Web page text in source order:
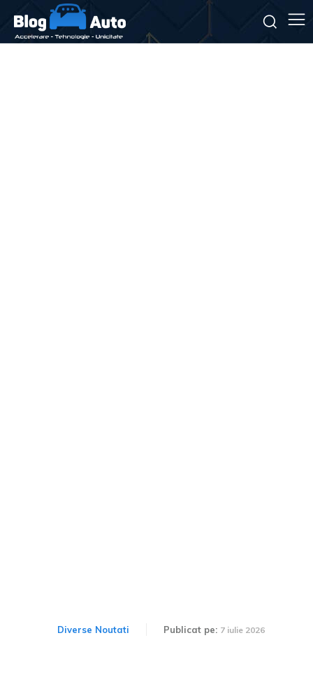
Diverse Noutati Publicat pe: 7 iulie 2026